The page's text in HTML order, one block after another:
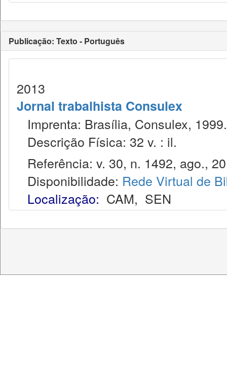
Publicação: Texto - Português
2013
Jornal trabalhista Consulex
Imprenta: Brasília, Consulex, 1999.
Descrição Física: 32 v. : il.
Referência: v. 30, n. 1492, ago.,
Disponibilidade: Rede Virtual de
Localização: CAM, SEN